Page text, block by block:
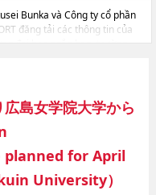
Bunka và Công ty cổ phần
đăng tải các thông tin của
đại học ngắn hạn, trường
Jogakuin University）, và
là về các Ngành Cultural
tin về từng ngành học,
tuyển sinh, số lượng trúng
島女学院大学から
for April
University）